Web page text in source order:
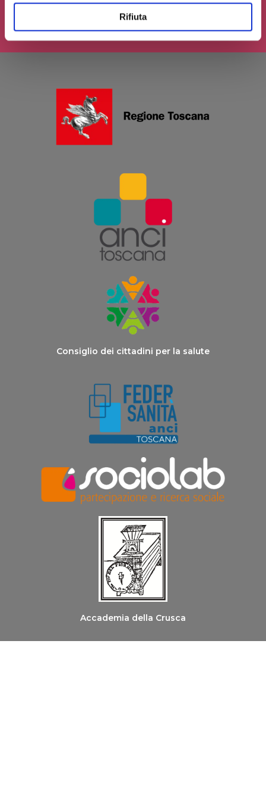
Rifiuta
INVIA IL TUO CONTRIBUTO
Consiglio dei cittadini per la salute
Accademia della Crusca